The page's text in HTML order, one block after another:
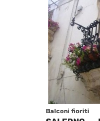
Balconi fioriti